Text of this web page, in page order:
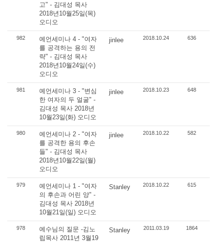
고" - 김대성 목사
2018년10월25일(목)
오디오
982
예언세미나 4 - "여자
를 공격하는 용의 전
략" - 김대성 목사
2018년10월24일(수)
오디오
jinlee 2018.10.24 636
981
예언세미나 3 - "변심
한 여자의 두 얼굴" -
김대성 목사 2018년
10월23일(화) 오디오
jinlee 2018.10.23 648
980
예언세미나 2 - "여자
를 공격한 용의 후손
들" - 김대성 목사
2018년10월22일(월)
오디오
jinlee 2018.10.22 582
979
예언세미나 1 - "여자
의 후손과 어린 양" -
김대성 목사 2018년
10월21일(일) 오디오
Stanley 2018.10.22 615
978
예수님의 질문 -김노
립목사 2011년 3월19
Stanley 2011.03.19 1864